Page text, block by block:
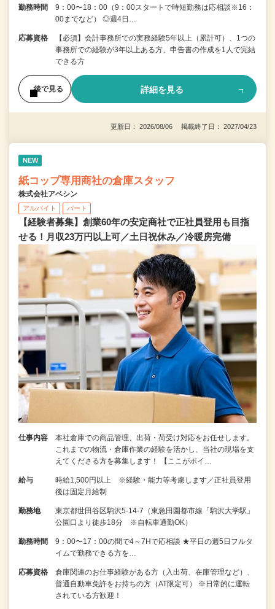
勤務時間
9：00〜18：00（9：00スタートで時短勤務は応相談※16：
00までなど） ◎週4日…
応募資格
【必須】会計事務所での実務経験5年以上（累計可）、1つの
事務所での経験が3年以上ある方、申告書の作成を1人で完結
できる方
後で見る 詳細を見る
更新日： 2026/08/06 掲載終了日： 2027/04/23
NEW
紙コップ専用商社の倉庫スタッフ
株式会社アベシン
アルバイト パート
【経験者募集】創業60年の安定商社で正社員登用も目指
せる！月収23万円以上可／土日祝休み／冷暖房完備
仕事内容
本社倉庫での商品管理、出荷・荷受け対応をお任せします。
これまでの物流・倉庫作業の経験を活かし、当社の現場を支
えてくださる方を募集します！ 【ここがポイ…
給与
時給1,500円以上 ※経験・能力等考慮します／正社員登用
後は固定月給制
勤務地
東京都世田谷区駒沢5-14-7（東急田園都市線「駒沢大学駅」
公園口より徒歩18分 ※自転車通勤OK）
勤務時間
9：00〜17：00の間で4～7Hで応相談 ★平日の週5日フルタ
イムで勤務できる方を…
応募資格
倉庫関連のお仕事経験がある方（入出荷、在庫管理など）、
普通自動車免許をお持ちの方（AT限定可） ※日常的に運転
されている方歓迎！